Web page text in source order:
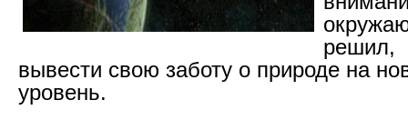
решил,
вывести свою заботу о природе на
уровень.